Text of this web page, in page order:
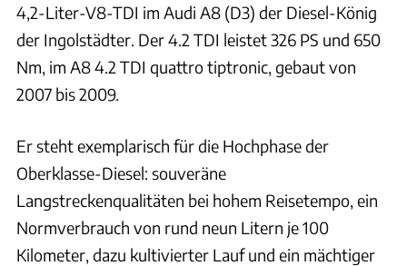
4,2-Liter-V8-TDI im Audi A8 (D3) der Diesel-König
der Ingolstädter. Der 4.2 TDI leistet 326 PS und 650
Nm, im A8 4.2 TDI quattro tiptronic, gebaut von
2007 bis 2009.
Er steht exemplarisch für die Hochphase der
Oberklasse-Diesel: souveräne
Langstreckenqualitäten bei hohem Reisetempo, ein
Normverbrauch von rund neun Litern je 100
Kilometer, dazu kultivierter Lauf und ein mächtiger